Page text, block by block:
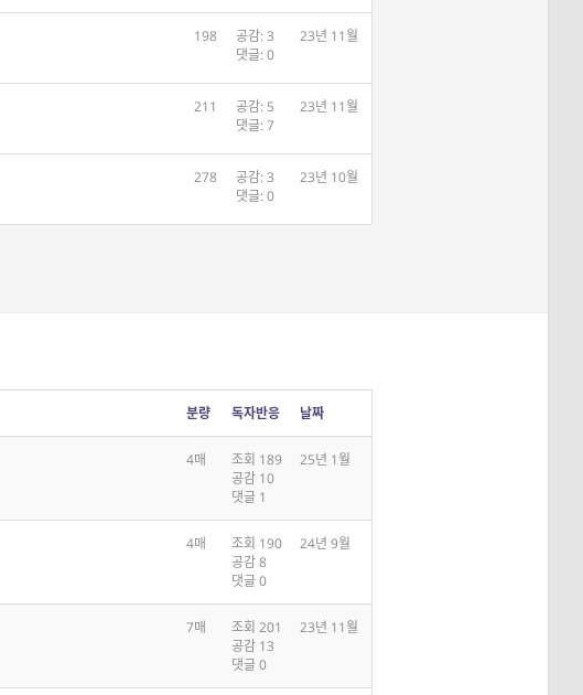
198
공감: 3
댓글: 0
23년 11월
211
공감: 5
댓글: 7
23년 11월
278
공감: 3
댓글: 0
23년 10월
분량 독자반응 날짜
4매
조회 189
공감 10
댓글 1
25년 1월
4매
조회 190
공감 8
댓글 0
24년 9월
7매
조회 201
공감 13
댓글 0
23년 11월